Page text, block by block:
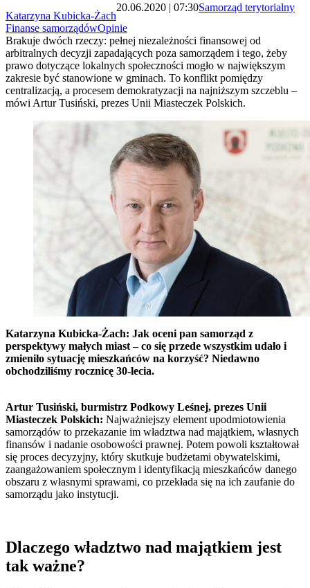
Katarzyna Kubicka-Żach
20.06.2020 | 07:30Samorząd terytorialny
Finanse samorządówOpinie
Brakuje dwóch rzeczy: pełnej niezależności finansowej od
arbitralnych decyzji zapadających poza samorządem i tego, żeby
prawo dotyczące lokalnych społeczności mogło w największym
zakresie być stanowione w gminach. To konflikt pomiędzy
centralizacją, a procesem demokratyzacji na najniższym szczeblu –
mówi Artur Tusiński, prezes Unii Miasteczek Polskich.
Katarzyna Kubicka-Żach: Jak oceni pan samorząd z
perspektywy małych miast – co się przede wszystkim udało i
zmieniło sytuację mieszkańców na korzyść? Niedawno
obchodziliśmy rocznicę 30-lecia.
Artur Tusiński, burmistrz Podkowy Leśnej, prezes Unii
Miasteczek Polskich: Najważniejszy element upodmiotowienia
samorządów to przekazanie im władztwa nad majątkiem, własnych
finansów i nadanie osobowości prawnej. Potem powoli kształtował
się proces decyzyjny, który skutkuje budżetami obywatelskimi,
zaangażowaniem społecznym i identyfikacją mieszkańców danego
obszaru z własnymi sprawami, co przekłada się na ich zaufanie do
samorządu jako instytucji.
Dlaczego władztwo nad majątkiem jest
tak ważne?